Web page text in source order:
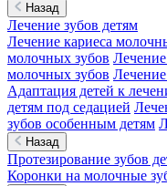
Назад
Лечение зубов детям
Лечение кариеса
молочных зубов
молочных зубов
Адаптация детей к
детям под седацией
зубов особенным детям
Назад
Протезирование зубов
Коронки на молочные